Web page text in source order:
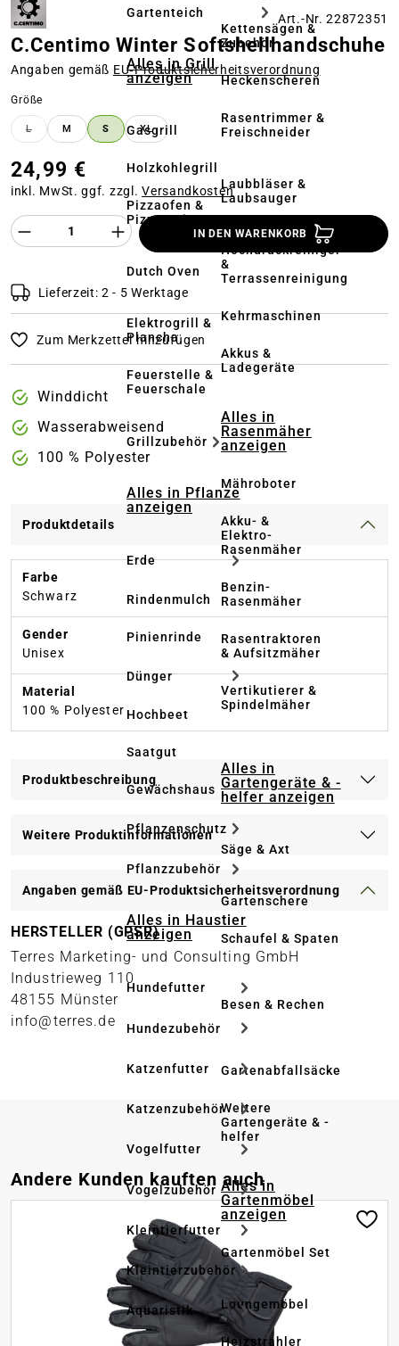
Gartenteich
Alles in Grill
anzeigen
Gasgrill
Holzkohlegrill
Pizzaofen &
Pizzastein
Dutch Oven
Elektrogrill &
Plancha
Feuerstelle &
Feuerschale
Grillzubehör
Alles in Pflanze
anzeigen
Erde
Rindenmulch
Pinienrinde
Dünger
Hochbeet
Saatgut
Gewächshaus
Pflanzenschutz
Pflanzzubehör
Alles in Haustier
anzeigen
Hundefutter
Hundezubehör
Katzenfutter
Katzenzubehör
Vogelfutter
Vogelzubehör
Kleintierfutter
Kleintierzubehör
Aquaristik
Kettensägen &
Zubehör
Heckenscheren
Rasentrimmer &
Freischneider
Laubbläser &
Laubsauger
Hochdruckreiniger
&
Terrassenreinigung
Kehrmaschinen
Akkus &
Ladegeräte
Alles in
Rasenmäher
anzeigen
Mähroboter
Akku- &
Elektro-
Rasenmäher
Benzin-
Rasenmäher
Rasentraktoren
& Aufsitzmäher
Vertikutierer &
Spindelmäher
Alles in
Gartengeräte & -
helfer anzeigen
Säge & Axt
Gartenschere
Schaufel & Spaten
Besen & Rechen
Gartenabfallsäcke
Weitere
Gartengeräte & -
helfer
Alles in
Gartenmöbel
anzeigen
Gartenmöbel Set
Loungemöbel
Heizstrahler
Art.-Nr. 22872351
C.Centimo Winter Softshellhandschuhe
Angaben gemäß EU‑Produktsicherheitsverordnung
Größe
L(DIESE OPTION IST ZURZEIT NICHT VERFÜGBAR.)
M S XL
24,99 €
inkl. MwSt. ggf. zzgl.Versandkosten
Produkt Anzahl des Produktes
IN DEN WARENKORB
Lieferzeit: 2 - 5 Werktage
Zum Merkzettel hinzufügen
Winddicht
Wasserabweisend
100 % Polyester
Produktdetails
Farbe
Schwarz
Gender
Unisex
Material
100 % Polyester
Produktbeschreibung
Weitere Produktinformationen
Angaben gemäß EU-Produktsicherheitsverordnung
HERSTELLER (GPSR)
Terres Marketing- und Consulting GmbH
Industrieweg 110
48155 Münster
info@terres.de
Produktgalerie überspringen
Andere Kunden kauften auch